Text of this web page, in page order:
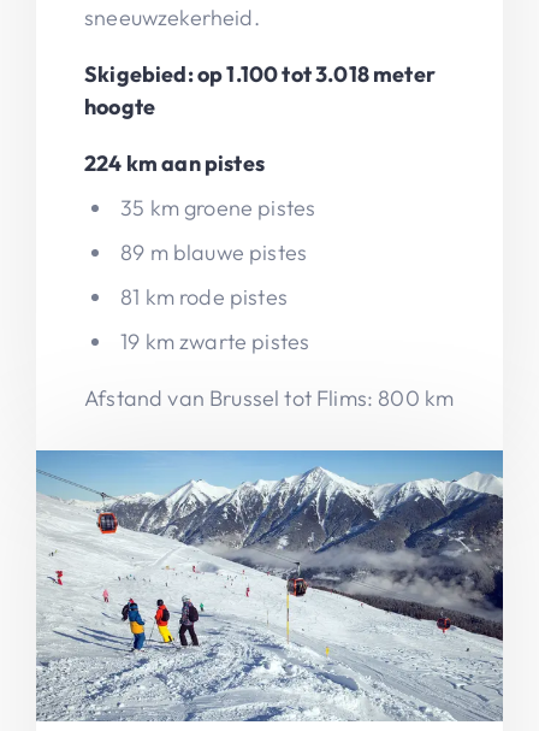
sneeuwzekerheid.
Skigebied: op 1.100 tot 3.018 meter
hoogte
224 km aan pistes
35 km groene pistes
89 m blauwe pistes
81 km rode pistes
19 km zwarte pistes
Afstand van Brussel tot Flims: 800 km